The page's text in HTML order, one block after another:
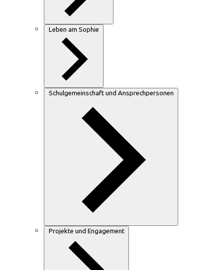
Leben am Sophie
Schulgemeinschaft und Ansprechpersonen
Projekte und Engagement